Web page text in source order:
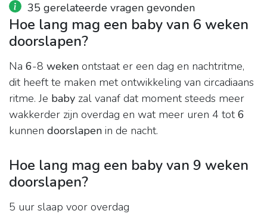
35 gerelateerde vragen gevonden
Hoe lang mag een baby van 6 weken
doorslapen?
Na 6-8 weken ontstaat er een dag en nachtritme,
dit heeft te maken met ontwikkeling van circadiaans
ritme. Je baby zal vanaf dat moment steeds meer
wakkerder zijn overdag en wat meer uren 4 tot6
kunnen doorslapen in de nacht.
Hoe lang mag een baby van 9 weken
doorslapen?
5 uur slaap voor overdag